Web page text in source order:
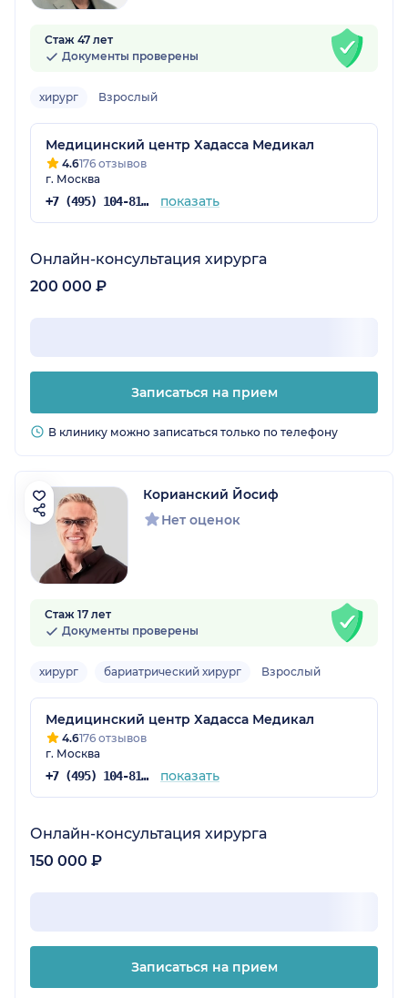
Стаж 47 лет
Документы проверены
хирург Взрослый
Медицинский центр Хадасса Медикал
4.6176 отзывов
г. Москва
+7 (495) 104-81-22 показать
Онлайн-консультация хирурга
200 000 ₽
Записаться на прием
В клинику можно записаться только по телефону
Корианский Йосиф
Нет оценок
Стаж 17 лет
Документы проверены
хирург бариатрический хирург Взрослый
Медицинский центр Хадасса Медикал
4.6176 отзывов
г. Москва
+7 (495) 104-81-22 показать
Онлайн-консультация хирурга
150 000 ₽
Записаться на прием